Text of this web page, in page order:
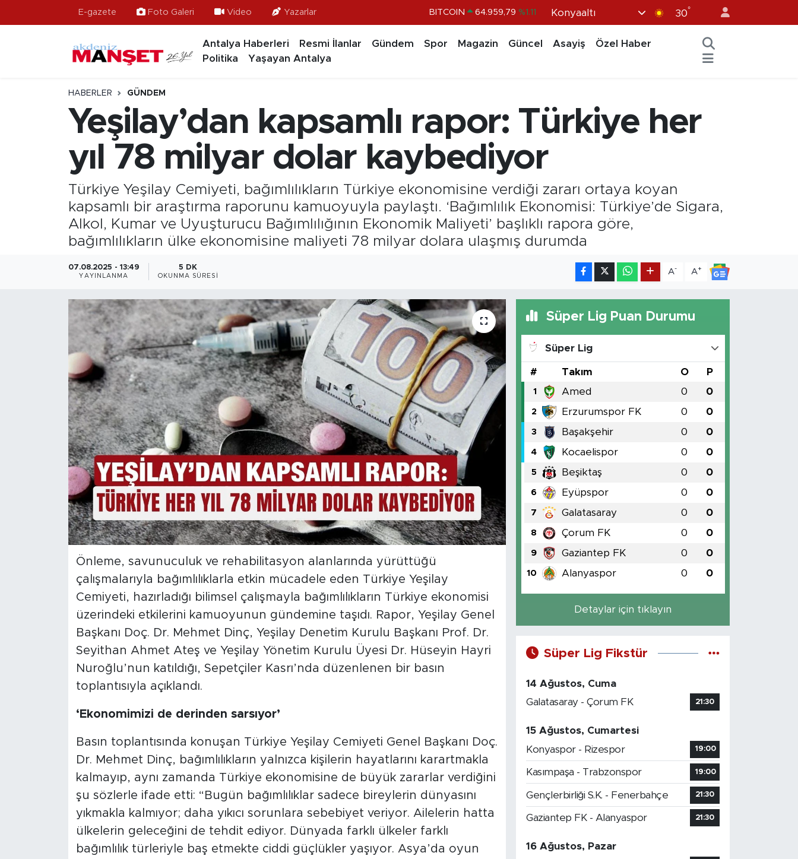
E-gazete Foto Galeri Video Yazarlar DOLAR 47,7436 %0.18
BITCOIN 64.959,79
Konyaaltı 30°
Antalya Haberleri Resmi İlanlar Gündem Spor Magazin Güncel Asayiş
Özel Haber
Politika
Yaşayan Antalya
HABERLER GÜNDEM
Yeşilay’dan kapsamlı rapor: Türkiye her
yıl 78 milyar dolar kaybediyor
Türkiye Yeşilay Cemiyeti, bağımlılıkların Türkiye ekonomisine verdiği zararı ortaya koyan
kapsamlı bir araştırma raporunu kamuoyuyla paylaştı. ‘Bağımlılık Ekonomisi: Türkiye’de Sigara,
Alkol, Kumar ve Uyuşturucu Bağımlılığının Ekonomik Maliyeti’ başlıklı rapora göre,
bağımlılıkların ülke ekonomisine maliyeti 78 milyar dolara ulaşmış durumda
07.08.2025 - 13:49
YAYINLANMA
5 DK
OKUNMA SÜRESI
A- A+
Önleme, savunuculuk ve rehabilitasyon alanlarında yürüttüğü
çalışmalarıyla bağımlılıklarla etkin mücadele eden Türkiye Yeşilay
Cemiyeti, hazırladığı bilimsel çalışmayla bağımlılıkların Türkiye ekonomisi
üzerindeki etkilerini kamuoyunun gündemine taşıdı. Rapor, Yeşilay Genel
Başkanı Doç. Dr. Mehmet Dinç, Yeşilay Denetim Kurulu Başkanı Prof. Dr.
Seyithan Ahmet Ateş ve Yeşilay Yönetim Kurulu Üyesi Dr. Hüseyin Hayri
Nuroğlu’nun katıldığı, Sepetçiler Kasrı’nda düzenlenen bir basın
toplantısıyla açıklandı.
‘Ekonomimizi de derinden sarsıyor’
Basın toplantısında konuşan Türkiye Yeşilay Cemiyeti Genel Başkanı Doç.
Dr. Mehmet Dinç, bağımlılıkların yalnızca kişilerin hayatlarını karartmakla
kalmayıp, aynı zamanda Türkiye ekonomisine de büyük zararlar verdiğini
şu sözlerle ifade etti: “Bugün bağımlılıklar sadece bireylerin dünyasını
yıkmakla kalmıyor; daha yıkıcı sorunlara sebebiyet veriyor. Ailelerin hatta
ülkelerin geleceğini de tehdit ediyor. Dünyada farklı ülkeler farklı
bağımlılık türleriyle baş etmekte ciddi güçlükler yaşıyor. Asya’da oyun
Süper Lig Puan Durumu
Süper Lig
# Takım O P
1 Amed 0 0
2 Erzurumspor FK 0 0
3 Başakşehir 0 0
4 Kocaelispor 0 0
5 Beşiktaş 0 0
6 Eyüpspor 0 0
7 Galatasaray 0 0
8 Çorum FK 0 0
9 Gaziantep FK 0 0
10 Alanyaspor 0 0
Detaylar için tıklayın
Süper Lig Fikstür
14 Ağustos, Cuma
Galatasaray - Çorum FK
21:30
15 Ağustos, Cumartesi
Konyaspor - Rizespor
19:00
Kasımpaşa - Trabzonspor 19:00
Gençlerbirliği S.K. - Fenerbahçe 21:30
Gaziantep FK - Alanyaspor 21:30
16 Ağustos, Pazar
Ekonomi
Gündem
Özel Haber
Politika
Resmi İlanlar
Turizm
Antalya Nöbetçi Eczaneler
Antalya Namaz Vakitleri
Antalya Trafik Yoğunluk Haritası
Süper Lig Puan Durumu ve Fikstür
Tüm Manşetler
Son Dakika Haberleri